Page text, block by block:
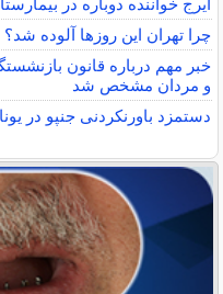
ایرج خواننده دوباره در
چرا تهران این روزها آلوده شد؟
خبر مهم درباره قانون
و مردان مشخص شد
دستمزد باورنکردنی جنپو در